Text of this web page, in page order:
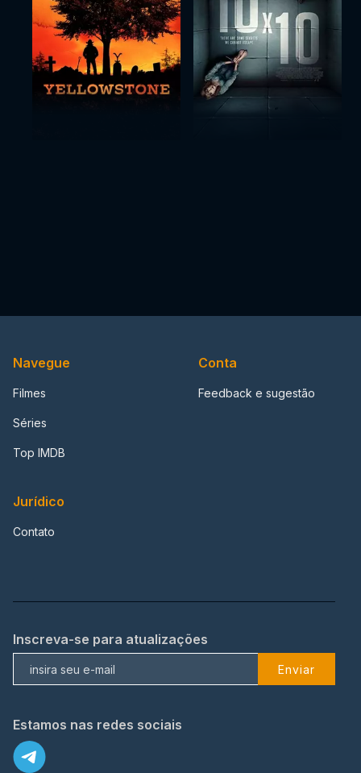
Navegue
Filmes
Séries
Top IMDB
Conta
Feedback e sugestão
Jurídico
Contato
Inscreva-se para atualizações
Enviar
Estamos nas redes sociais